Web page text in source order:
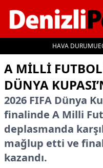
HAVA DURUMU
İçeriğe geç
A MILLI
DÜNYA
2026 FIFA Dünya
finalinde A Milli
deplasmanda
mağlup etti ve
kazandı.